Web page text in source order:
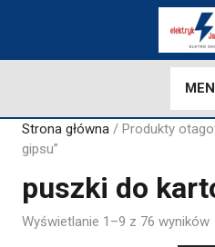
Strona główna / Produkty
gipsu”
puszki do
Wyświetlanie 1–9 z 76 wyników